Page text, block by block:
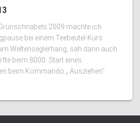
2009 machte ich
bei einem Teebeutel-Kurs
Weltenseglerhang, sah dann auch
beim 8000. Start eines
beim Kommando „ Ausziehen“